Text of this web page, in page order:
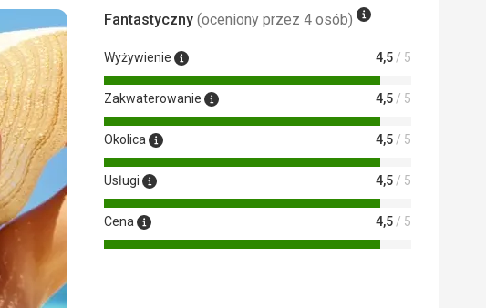
Fantastyczny (oceniony przez 4 osób)
Wyżywienie 4,5/ 5
Zakwaterowanie 4,5/ 5
Okolica 4,5/ 5
Usługi 4,5/ 5
Cena 4,5/ 5